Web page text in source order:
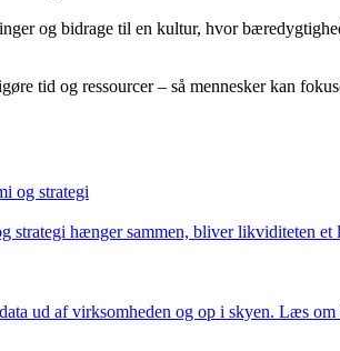
og bidrage til en kultur, hvor
tid og ressourcer – så mennesker kan
og strategi
hænger sammen, bliver likviditeten
ud af virksomheden og op i skyen. Læs